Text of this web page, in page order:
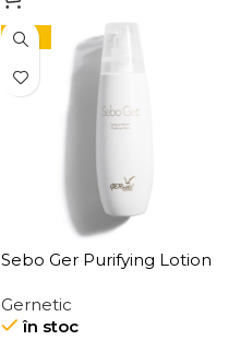
-10%
Sebo Ger Purifying Lotion
Gernetic
în stoc